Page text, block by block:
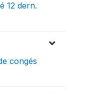
12 dern.
congés